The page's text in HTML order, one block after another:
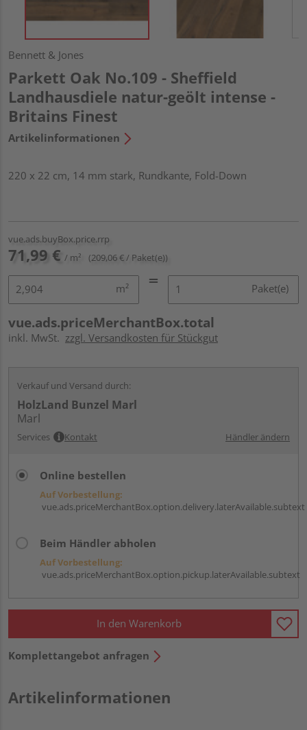
Bennett & Jones
Parkett Oak No.109 - Sheffield
Landhausdiele natur-geölt intense -
Britains Finest
Artikelinformationen
220 x 22 cm, 14 mm stark, Rundkante, Fold-Down
vue.ads.buyBox.price.rrp
71,99 € / m² (209,06 € / Paket(e))
m² Paket(e)
vue.ads.priceMerchantBox.total
inkl. MwSt. zzgl. Versandkosten für Stückgut
Verkauf und Versand durch:
HolzLand Bunzel Marl
Marl
Services Kontakt Händler ändern
Online bestellen
Auf Vorbestellung:
vue.ads.priceMerchantBox.option.delivery.laterAvailable.subtext
Beim Händler abholen
Auf Vorbestellung:
vue.ads.priceMerchantBox.option.pickup.laterAvailable.subtext
In den Warenkorb
Komplettangebot anfragen
Artikelinformationen